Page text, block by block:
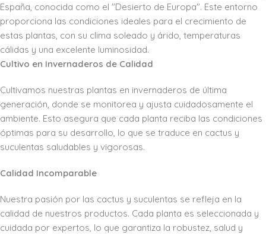
España, conocida como el "Desierto de Europa". Este entorno
proporciona las condiciones ideales para el crecimiento de
estas plantas, con su clima soleado y árido, temperaturas
cálidas y una excelente luminosidad.
Cultivo en Invernaderos de Calidad
Cultivamos nuestras plantas en invernaderos de última
generación, donde se monitorea y ajusta cuidadosamente el
ambiente. Esto asegura que cada planta reciba las condiciones
óptimas para su desarrollo, lo que se traduce en cactus y
suculentas saludables y vigorosas.
Calidad Incomparable
Nuestra pasión por las cactus y suculentas se refleja en la
calidad de nuestros productos. Cada planta es seleccionada y
cuidada por expertos, lo que garantiza la robustez, salud y